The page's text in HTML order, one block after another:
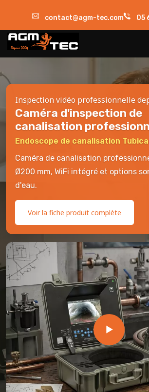
contact@agm-tec.com 05
Inspection vidéo professionnelle
Caméra d'inspection de
canalisation
Endoscope de canalisation
Caméra de canalisation
Ø200 mm, WiFi intégré et options
d'eau.
Voir la fiche produit complète